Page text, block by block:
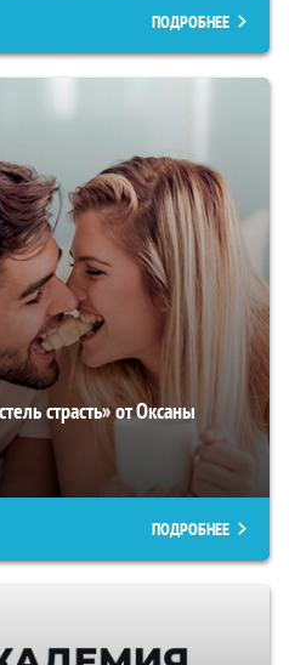
ПОДРОБНЕЕ
страсть» от Оксаны
ПОДРОБНЕЕ